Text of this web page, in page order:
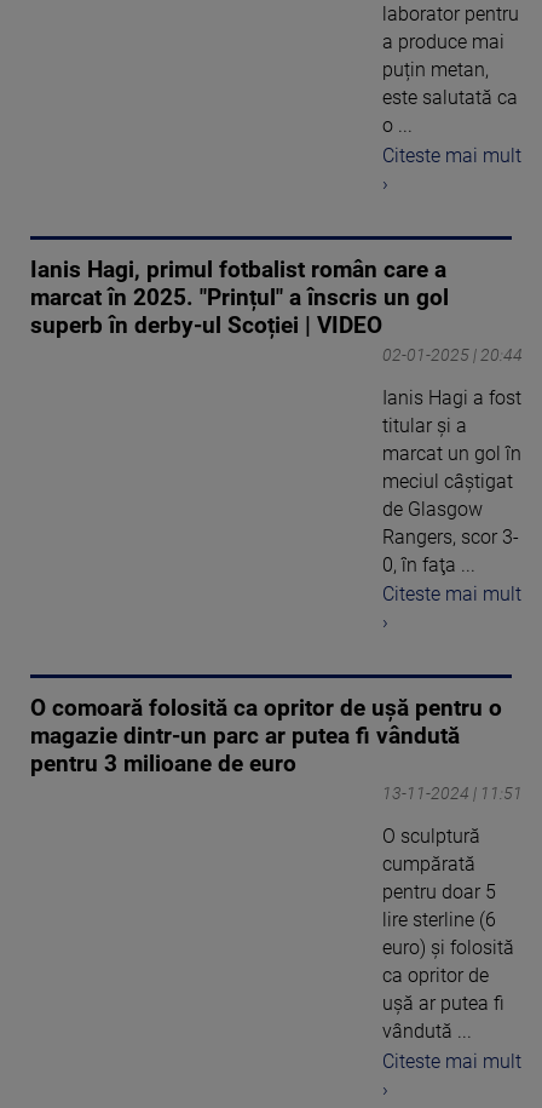
laborator pentru
a produce mai
puțin metan,
este salutată ca
o ...
Citeste mai mult
›
Ianis Hagi, primul fotbalist român care a
marcat în 2025. "Prințul" a înscris un gol
superb în derby-ul Scoției | VIDEO
02-01-2025 | 20:44
Ianis Hagi a fost
titular şi a
marcat un gol în
meciul câştigat
de Glasgow
Rangers, scor 3-
0, în faţa ...
Citeste mai mult
›
O comoară folosită ca opritor de ușă pentru o
magazie dintr-un parc ar putea fi vândută
pentru 3 milioane de euro
13-11-2024 | 11:51
O sculptură
cumpărată
pentru doar 5
lire sterline (6
euro) şi folosită
ca opritor de
uşă ar putea fi
vândută ...
Citeste mai mult
›